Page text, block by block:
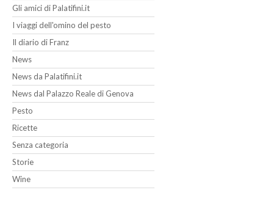
Gli amici di Palatifini.it
I viaggi dell'omino del pesto
Il diario di Franz
News
News da Palatifini.it
News dal Palazzo Reale di Genova
Pesto
Ricette
Senza categoria
Storie
Wine